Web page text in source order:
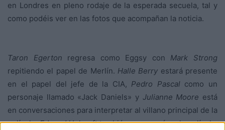
en Londres en pleno rodaje de la esperada secuela, tal y
como podéis ver en las fotos que acompañan la noticia.
Taron Egerton regresa como Eggsy con Mark Strong
repitiendo el papel de Merlín. Halle Berry estará presente
en el papel del jefe de la CIA, Pedro Pascal como un
personaje llamado «Jack Daniels» y Julianne Moore está
en conversaciones para interpretar al villano principal de la
película.Edward Holcrofttambién aparecerá en la película,